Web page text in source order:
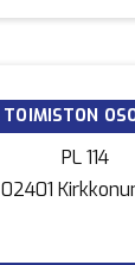
TOIMISTON
PL 114
02401